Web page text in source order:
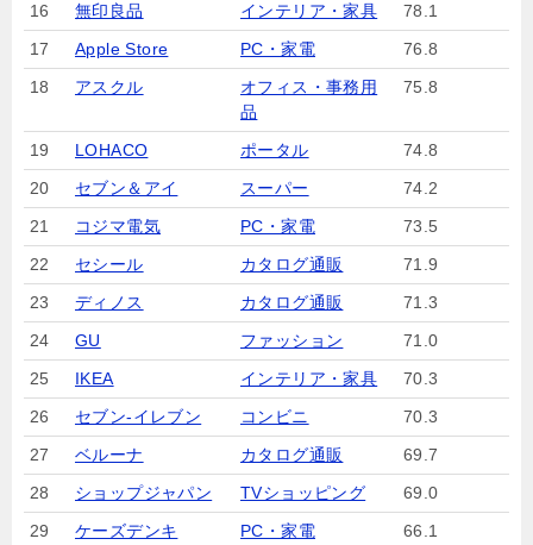
16
無印良品 インテリア・家具
78.1
17
Apple Store PC・家電
76.8
18
アスクル
オフィス・事務用
品
75.8
19 LOHACO ポータル
74.8
20
セブン＆アイ スーパー
74.2
21
コジマ電気 PC・家電
73.5
22
セシール カタログ通販
71.9
23
ディノス カタログ通販
71.3
24
GU ファッション
71.0
25
IKEA インテリア・家具
70.3
26
セブン‐イレブン コンビニ
70.3
27
ベルーナ カタログ通販
69.7
28
ショップジャパン TVショッピング
69.0
29
ケーズデンキ PC・家電
66.1